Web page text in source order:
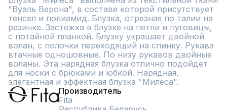
"Вуаль Верона", в составе которой присутствует
тенсел и полиамид. Блузка, отрезная по талии на
резинке. Застежка в блузке на петли и пуговицы,
с потайной планкой. Блузку украшает двойной
волан, с полочки переходящий на спинку. Рукава
втачные одношовные. По низу рукавов двойные
воланы. Эта нарядная блузка отлично подойдет
для носки с брюками и юбкой. Нарядная,
элегантная и эффектная блузка "Милеса".
Производитель
Fita